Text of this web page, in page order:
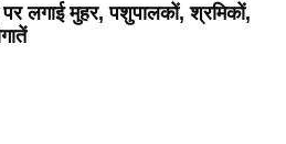
लगाई मुहर, पशुपालकों, श्रमिकों,